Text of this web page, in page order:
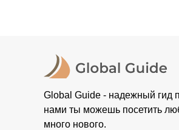
Global Guide - надежный гид
нами ты можешь посетить
много нового.